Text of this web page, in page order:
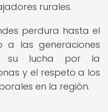
rurales.
perdura hasta el
a las generaciones
su lucha por la
y el respeto a los
en la región.